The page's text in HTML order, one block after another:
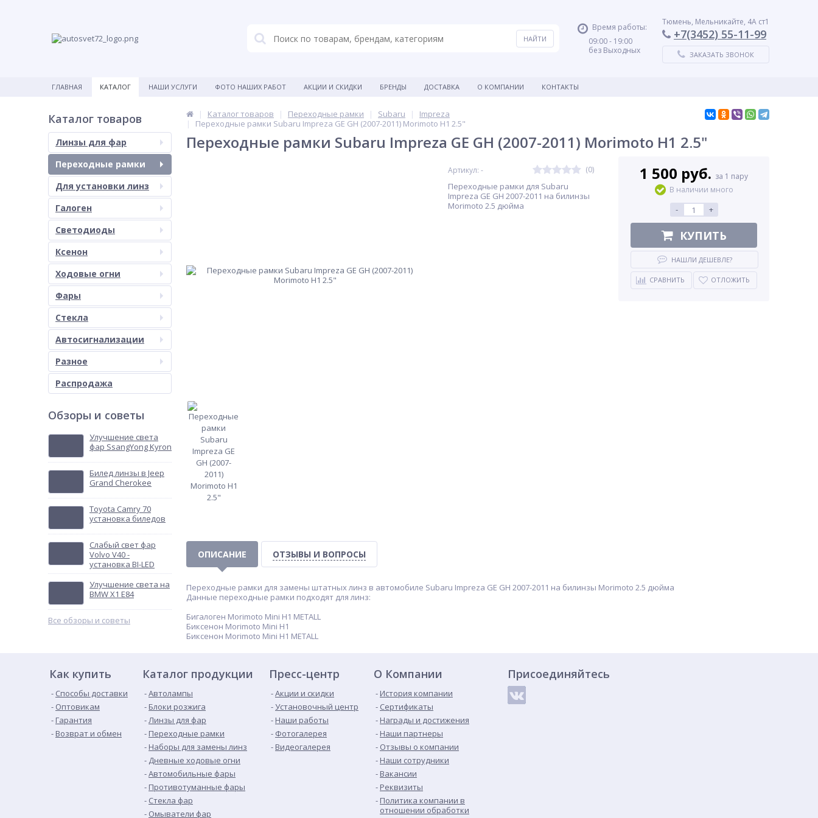
Время работы:
09:00 - 19:00
без Выходных
Тюмень, Мельникайте, 4А ст1
+7(3452) 55-11-99
ЗАКАЗАТЬ ЗВОНОК
ГЛАВНАЯ КАТАЛОГ НАШИ УСЛУГИ ФОТО НАШИХ РАБОТ АКЦИИ И СКИДКИ БРЕНДЫ ДОСТАВКА О КОМПАНИИ КОНТАКТЫ
Каталог товаров
Линзы для фар
Переходные рамки
Для установки линз
Галоген
Светодиоды
Ксенон
Ходовые огни
Фары
Стекла
Автосигнализации
Разное
Распродажа
Обзоры и советы
Улучшение света
фар SsangYong Kyron
Билед линзы в Jeep
Grand Cherokee
Toyota Camry 70
установка биледов
Слабый свет фар
Volvo V40 -
установка BI-LED
Улучшение света на
BMW X1 E84
Все обзоры и советы
Каталог товаров Переходные рамки Subaru
Impreza
Переходные рамки Subaru Impreza GE GH (2007-2011) Morimoto H1 2.5"
Переходные рамки Subaru Impreza GE GH (2007-2011) Morimoto H1 2.5"
Артикул: - (0)
Переходные рамки для Subaru
Impreza GE GH 2007-2011 на билинзы
Morimoto 2.5 дюйма
1 500 руб. за 1 пару
В наличии много
- +
КУПИТЬ
НАШЛИ ДЕШЕВЛЕ?
СРАВНИТЬ ОТЛОЖИТЬ
ОПИСАНИЕ ОТЗЫВЫ И ВОПРОСЫ
Переходные рамки для замены штатных линз в автомобиле Subaru Impreza GE GH 2007-2011 на билинзы Morimoto 2.5 дюйма
Данные переходные рамки подходят для линз:
Бигалоген Morimoto Mini H1 METALL
Биксенон Morimoto Mini H1
Биксенон Morimoto Mini H1 METALL
Как купить
Способы доставки
Оптовикам
Гарантия
Возврат и обмен
Каталог продукции
Автолампы
Блоки розжига
Линзы для фар
Переходные рамки
Наборы для замены линз
Дневные ходовые огни
Автомобильные фары
Противотуманные фары
Стекла фар
Омыватели фар
Пресс-центр
Акции и скидки
Установочный центр
Наши работы
Фотогалерея
Видеогалерея
О Компании
История компании
Сертификаты
Награды и достижения
Наши партнеры
Отзывы о компании
Наши сотрудники
Вакансии
Реквизиты
Политика компании в
отношении обработки
Присоединяйтесь